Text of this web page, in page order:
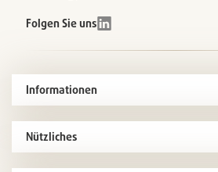
Folgen Sie uns
Informationen
Nützliches